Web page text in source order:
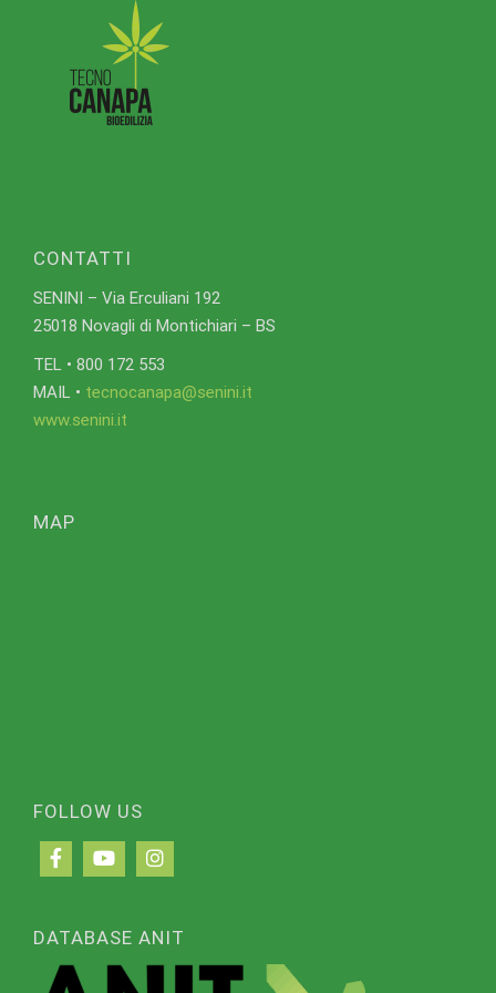
CONTATTI
SENINI – Via Erculiani 192
25018 Novagli di Montichiari – BS
TEL • 800 172 553
MAIL • tecnocanapa@senini.it
www.senini.it
MAP
FOLLOW US
DATABASE ANIT